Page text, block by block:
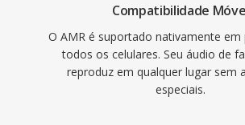
Compatibilidade
O AMR é suportado nativamente em
todos os celulares. Seu áudio de
reproduz em qualquer lugar sem
especiais.